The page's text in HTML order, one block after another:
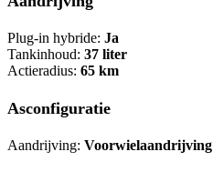
Plug-in hybride: Ja
Tankinhoud: 37 liter
Actieradius: 65 km
Asconfiguratie
Aandrijving: Voorwielaandrijving